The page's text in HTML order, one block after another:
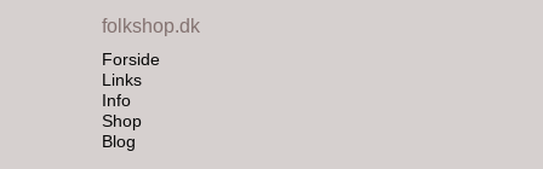
folkshop.dk
Forside
Links
Info
Shop
Blog